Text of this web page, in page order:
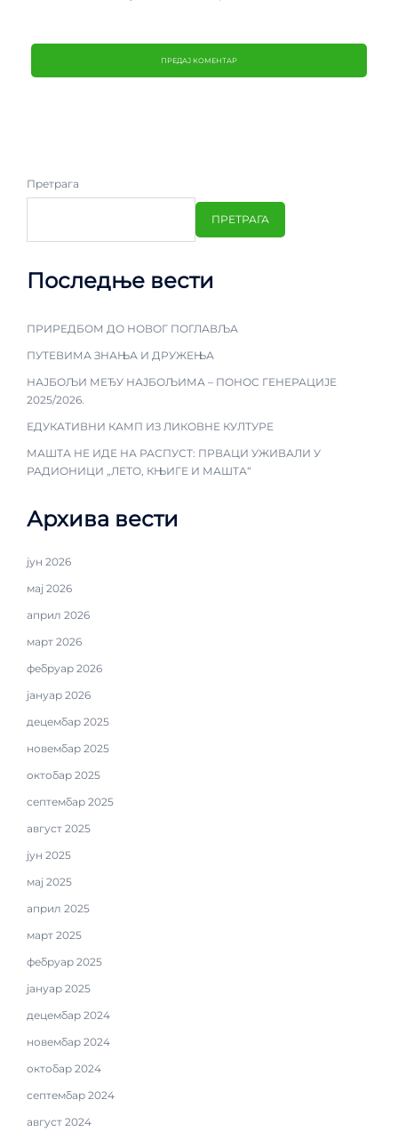
Претрага
ПРЕТРАГА
Последње вести
ПРИРЕДБОМ ДО НОВОГ ПОГЛАВЉА
ПУТЕВИМА ЗНАЊА И ДРУЖЕЊА
НАЈБОЉИ МЕЂУ НАЈБОЉИМА – ПОНОС ГЕНЕРАЦИЈЕ
2025/2026.
ЕДУКАТИВНИ КАМП ИЗ ЛИКОВНЕ КУЛТУРЕ
МАШТА НЕ ИДЕ НА РАСПУСТ: ПРВАЦИ УЖИВАЛИ У
РАДИОНИЦИ „ЛЕТО, КЊИГЕ И МАШТА“
Архива вести
јун 2026
мај 2026
април 2026
март 2026
фебруар 2026
јануар 2026
децембар 2025
новембар 2025
октобар 2025
септембар 2025
август 2025
јун 2025
мај 2025
април 2025
март 2025
фебруар 2025
јануар 2025
децембар 2024
новембар 2024
октобар 2024
септембар 2024
август 2024